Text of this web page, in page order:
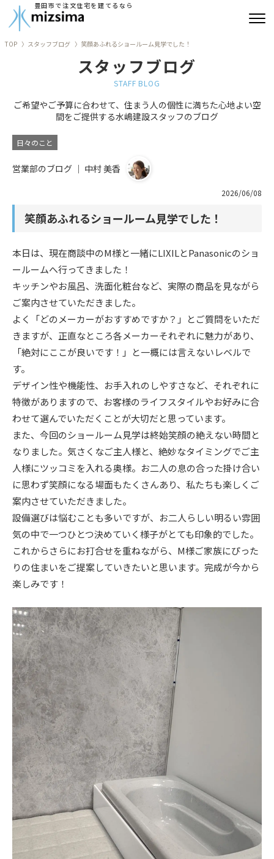
豊田市で注文住宅を建てるなら
リフォーム
古民家再生
建築実績
ニュース
イベント情報
TOP スタッフブログ 笑顔あふれるショールーム見学でした！
スタッフブログ
STAFF BLOG
ご希望やご予算に合わせて、住まう人の個性に満ちた心地よい空
間をご提供する水嶋建設スタッフのブログ
日々のこと
営業部のブログ ｜ 中村 美香
2026/06/08
笑顔あふれるショールーム見学でした！
本日は、現在商談中のM様と一緒にLIXILとPanasonicのショ
ールームへ行ってきました！
キッチンやお風呂、洗面化粧台など、実際の商品を見ながら
ご案内させていただきました。
よく「どのメーカーがおすすめですか？」とご質問をいただ
きますが、正直なところ各メーカーそれぞれに魅力があり、
「絶対にここが良いです！」と一概には言えないレベルで
す。
デザイン性や機能性、お手入れのしやすさなど、それぞれに
特徴がありますので、お客様のライフスタイルやお好みに合
わせて選んでいただくことが大切だと思っています。
また、今回のショールーム見学は終始笑顔の絶えない時間と
なりました。気さくなご主人様と、絶妙なタイミングでご主
人様にツッコミを入れる奥様。お二人の息の合った掛け合い
に思わず笑顔になる場面もたくさんあり、私たちも楽しくご
案内させていただきました。
設備選びは悩むことも多いですが、お二人らしい明るい雰囲
気の中で一つひとつ決めていく様子がとても印象的でした。
これからさらにお打合せを重ねながら、M様ご家族にぴった
りの住まいをご提案していきたいと思います。完成が今から
楽しみです！